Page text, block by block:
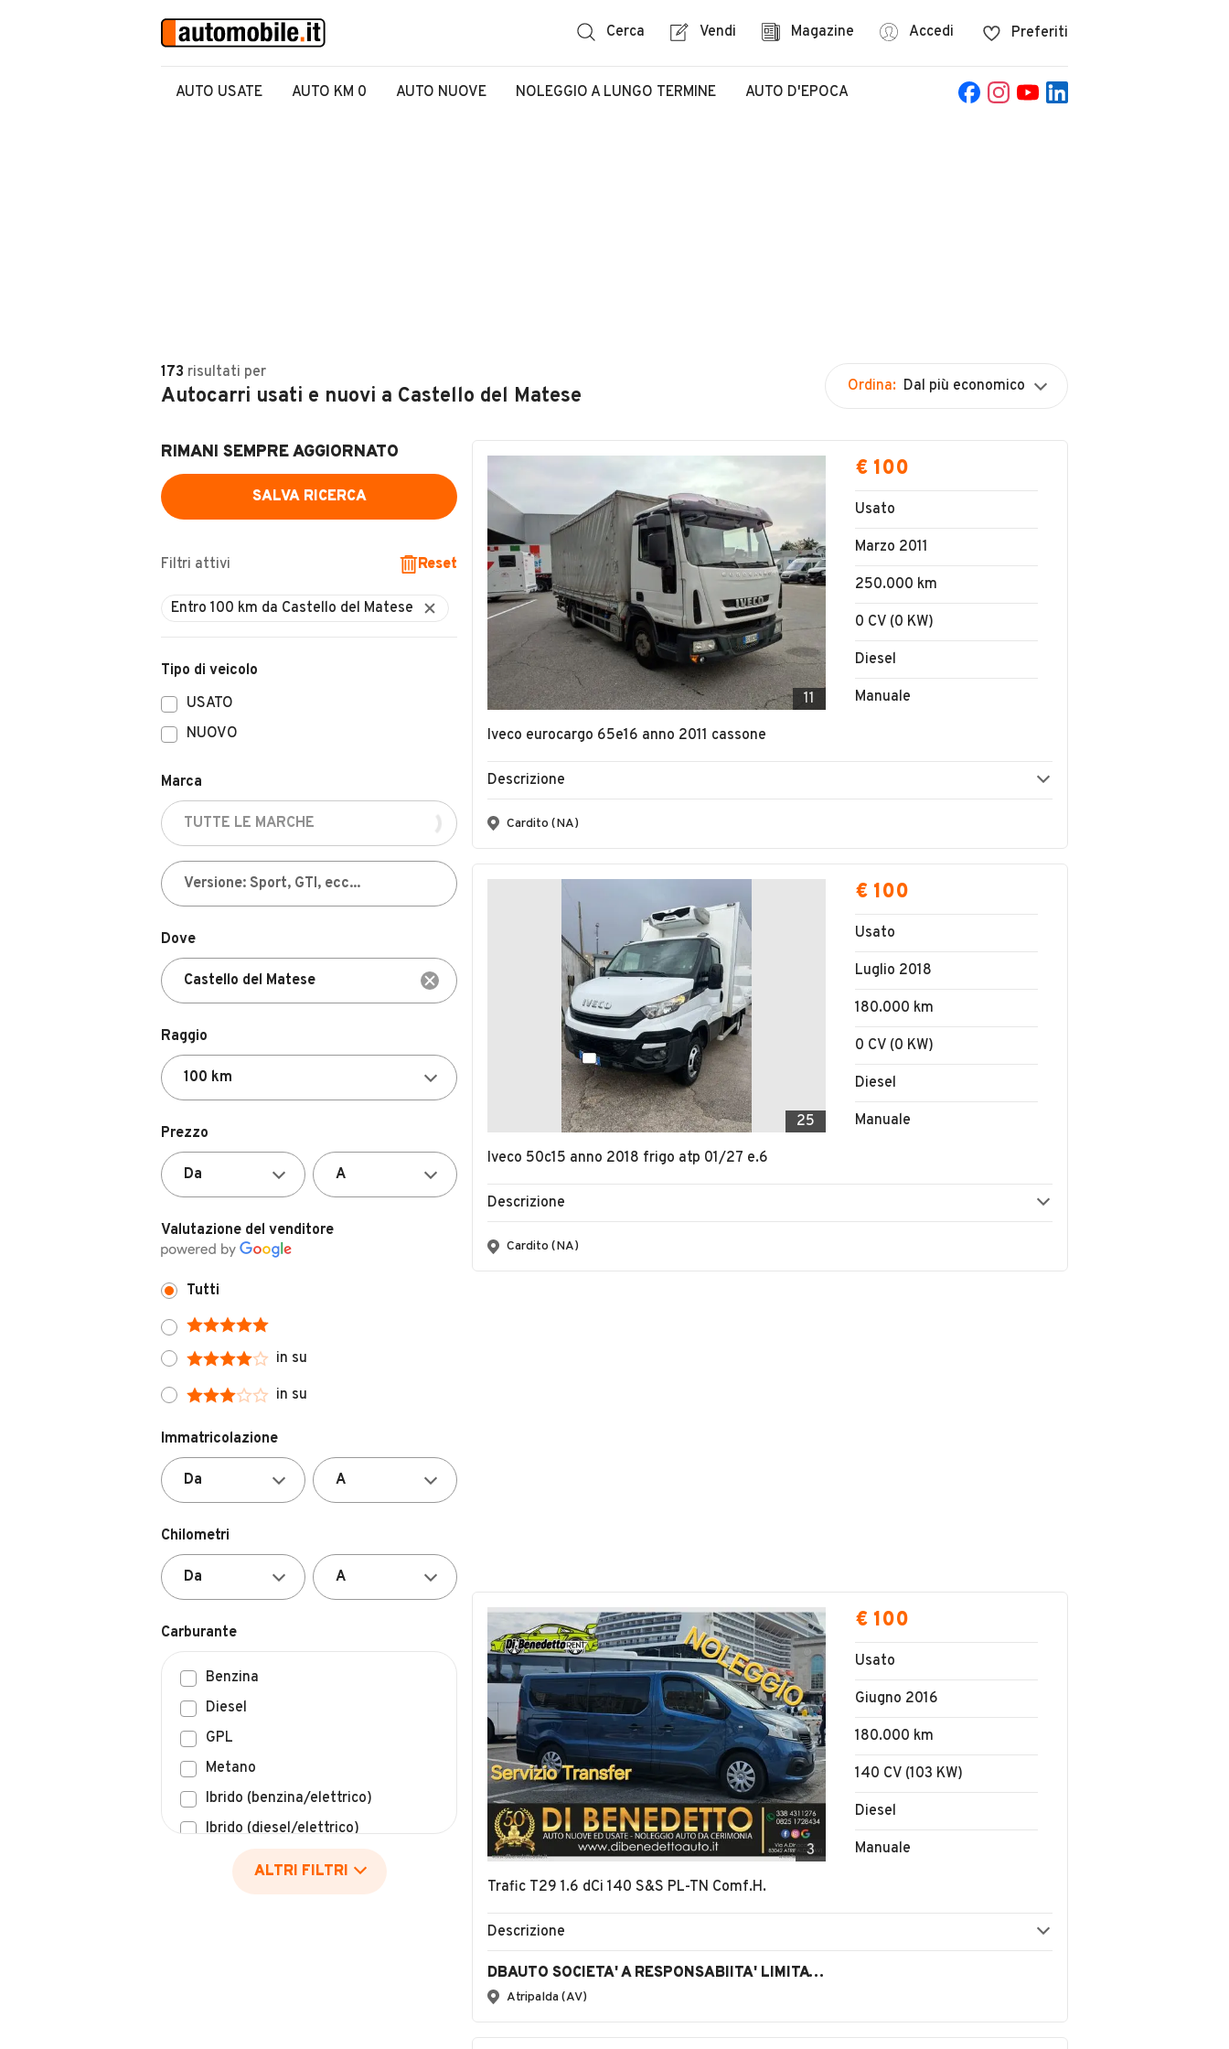
Cerca Vendi Magazine Accedi Preferiti
AUTO USATE AUTO KM 0 AUTO NUOVE NOLEGGIO A LUNGO TERMINE AUTO D'EPOCA
173 risultati per
Autocarri usati e nuovi a Castello del Matese Ordina: Dal più economico
RIMANI SEMPRE AGGIORNATO
SALVA RICERCA
Filtri attivi Reset
Tipo di veicolo
USATO
NUOVO
Marca
Dove
Raggio
Prezzo
Valutazione del venditore
Tutti
in su
in su
Immatricolazione
Chilometri
Carburante
Benzina
Diesel
GPL
Metano
Ibrido (benzina/elettrico)
Ibrido (diesel/elettrico)
Elettrico
Idrogeno
ALTRI FILTRI
11
Iveco eurocargo 65e16 anno 2011 cassone
€ 100
Usato
Marzo 2011
250.000 km
0 CV (0 KW)
Diesel
Manuale
Descrizione
Cardito (NA)
25
Iveco 50c15 anno 2018 frigo atp 01/27 e.6
€ 100
Usato
Luglio 2018
180.000 km
0 CV (0 KW)
Diesel
Manuale
Descrizione
Cardito (NA)
3
Trafic T29 1.6 dCi 140 S&S PL-TN Comf.H.
€ 100
Usato
Giugno 2016
180.000 km
140 CV (103 KW)
Diesel
Manuale
Descrizione
DBAUTO SOCIETA' A RESPONSABIITA' LIMITATA SEMPLIFICATA
Atripalda (AV)